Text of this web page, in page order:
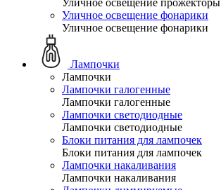
Уличное освещение прожекторы
Уличное освещение фонарики
Уличное освещение фонарики
Лампочки
Лампочки
Лампочки галогенные
Лампочки галогенные
Лампочки светодиодные
Лампочки светодиодные
Блоки питания для лампочек
Блоки питания для лампочек
Лампочки накаливания
Лампочки накаливания